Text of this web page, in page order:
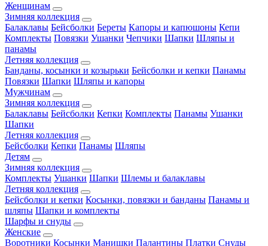
Женщинам
Зимняя коллекция
Балаклавы Бейсболки Береты Капоры и капюшоны Кепи
Комплекты Повязки Ушанки Чепчики Шапки Шляпы и
панамы
Летняя коллекция
Банданы, косынки и козырьки Бейсболки и кепки Панамы
Повязки Шапки Шляпы и капоры
Мужчинам
Зимняя коллекция
Балаклавы Бейсболки Кепки Комплекты Панамы Ушанки
Шапки
Летняя коллекция
Бейсболки Кепки Панамы Шляпы
Детям
Зимняя коллекция
Комплекты Ушанки Шапки Шлемы и балаклавы
Летняя коллекция
Бейсболки и кепки Косынки, повязки и банданы Панамы и
шляпы Шапки и комплекты
Шарфы и снуды
Женские
Воротники Косынки Манишки Палантины Платки Снуды